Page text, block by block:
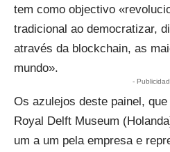
tem como objectivo
tradicional ao democratizar,
através da blockchain, as
mundo».
-
Os azulejos deste painel,
Royal Delft Museum
um a um pela empresa e